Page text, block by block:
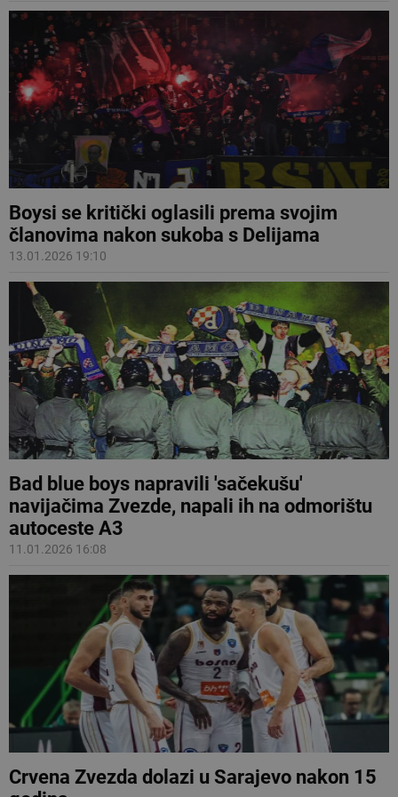
Boysi se kritički oglasili prema svojim
članovima nakon sukoba s Delijama
13.01.2026 19:10
Bad blue boys napravili 'sačekušu'
navijačima Zvezde, napali ih na odmorištu
autoceste A3
11.01.2026 16:08
Crvena Zvezda dolazi u Sarajevo nakon 15